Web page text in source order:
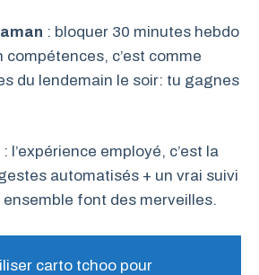
: bloquer 30 minutes hebdo
compétences, c’est comme
du lendemain le soir: tu gagnes
: l’expérience employé, c’est la
automatisés + un vrai suivi
ensemble font des merveilles.
carto tchoo pour